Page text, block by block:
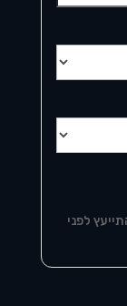
לפני